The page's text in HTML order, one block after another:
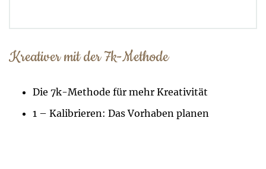
Kreativer mit der 7k-Methode
Die 7k-Methode für mehr Kreativität
1 – Kalibrieren: Das Vorhaben planen